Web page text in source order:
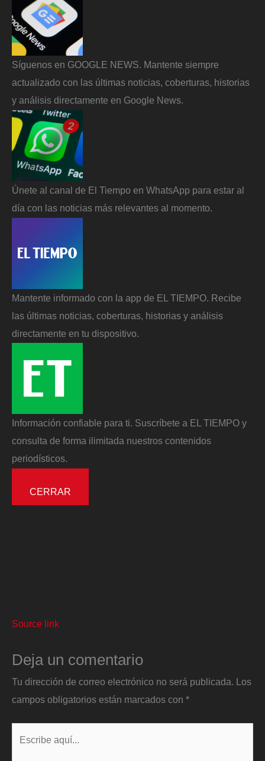
Síguenos en GOOGLE NEWS. Mantente siempre
actualizado con las últimas noticias, coberturas, historias
y análisis directamente en Google News.
Únete al canal de El Tiempo en WhatsApp para estar al
día con las noticias más relevantes al momento.
Mantente informado con la app de EL TIEMPO. Recibe
las últimas noticias, coberturas, historias y análisis
directamente en tu dispositivo.
Información confiable para ti. Suscríbete a EL TIEMPO y
consulta de forma ilimitada nuestros contenidos
periodísticos.
CERRAR
Source link
Deja un comentario
Tu dirección de correo electrónico no será publicada.
Los
campos obligatorios están marcados con *